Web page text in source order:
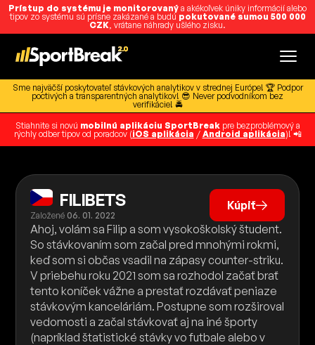
Prístup do systému je monitorovaný a akékoľvek úniky informácií alebo
tipov zo systému sú prísne zakázané a budú pokutované sumou 500 000
CZK, vrátane náhrady ušlého zisku.
Sme najväčší poskytovateľ stávkových analytikov v strednej Európe! 🏆 Podpor
poctivých a transparentných analytikov! 😎 Never podvodníkom bez
verifikácie! 🚔
Stiahnite si novú mobilnú aplikáciu SportBreakpre bezproblémový a
rýchly odber tipov od poradcov (iOS aplikácia / Android aplikácia)! 📲
FILIBETS
Založené 06. 01. 2022
Kúpiť
Ahoj, volám sa Filip a som vysokoškolský študent.
So stávkovaním som začal pred mnohými rokmi,
keď som si občas vsadil na zápasy counter-striku.
V priebehu roku 2021 som sa rozhodol začať brať
tento koníček vážne a prestať rozdávať peniaze
stávkovým kanceláriám. Postupne som rozširoval
vedomosti a začal stávkovať aj na iné športy
(napríklad štatistické stávky vo futbale alebo v